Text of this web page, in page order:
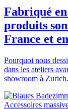
Fabriqué
produits
France et
Pourquoi nous
dans les ateliers
showroom à Zurich.